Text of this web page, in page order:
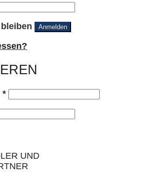
Anmelden
*Erforderlich
UND